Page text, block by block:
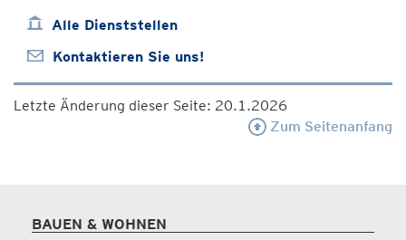
Alle Dienststellen
Kontaktieren Sie uns!
Letzte Änderung dieser Seite: 20.1.2026
Zum Seitenanfang
BAUEN & WOHNEN